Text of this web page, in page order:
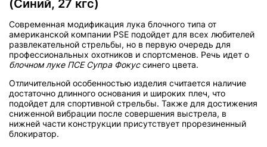
(Синий, 27 кгс)
Современная модификация лука блочного типа от
американской компании PSE подойдет для всех любителей
развлекательной стрельбы, но в первую очередь для
профессиональных охотников и спортсменов. Речь идет о
блочном луке ПСЕ Супра Фокуссинего цвета.
Отличительной особенностью изделия считается наличие
достаточно длинного основания и широких плеч, что
подойдет для спортивной стрельбы. Также для достижения
сниженной вибрации после совершения выстрела, в
нижней части конструкции присутствует прорезиненный
блокиратор.